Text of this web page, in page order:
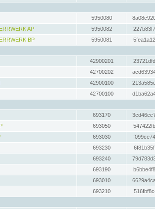
5950080
AP
5950082
BP
5950081
42900201
42700202
42900100
42700100
693170
693050
693030
693230
693240
693190
693010
693210